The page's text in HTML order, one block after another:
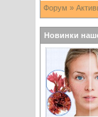
Форум »
Новинки